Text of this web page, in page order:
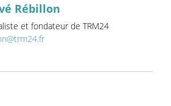
Rébillon
et fondateur de TRM24